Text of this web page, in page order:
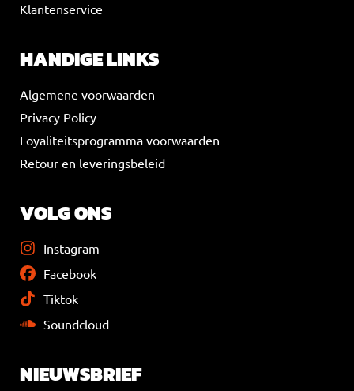
Klantenservice
HANDIGE LINKS
Algemene voorwaarden
Privacy Policy
Loyaliteitsprogramma voorwaarden
Retour en leveringsbeleid
VOLG ONS
Instagram
Facebook
Tiktok
Soundcloud
NIEUWSBRIEF